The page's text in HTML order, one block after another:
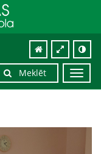
Meklēt